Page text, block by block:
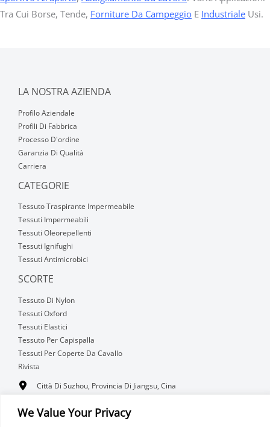
We Value Your Privacy
Tra Cui Borse, Tende, Forniture Da Campeggio E Industriale Usi.
LA NOSTRA AZIENDA
Profilo Aziendale
Profili Di Fabbrica
Processo D'ordine
Garanzia Di Qualità
Carriera
CATEGORIE
Tessuto Traspirante Impermeabile
Tessuti Impermeabili
Tessuti Oleorepellenti
Tessuti Ignifughi
Tessuti Antimicrobici
SCORTE
Tessuto Di Nylon
Tessuti Oxford
Tessuti Elastici
Tessuto Per Capispalla
Tessuti Per Coperte Da Cavallo
Rivista
Città Di Suzhou, Provincia Di Jiangsu, Cina